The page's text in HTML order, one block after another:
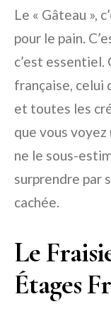
Le « Gâteau »,
pour le pain.
c’est essentiel.
française, celui
et toutes les
que vous voyez
ne le sous-
surprendre par
cachée.
Le
Étages